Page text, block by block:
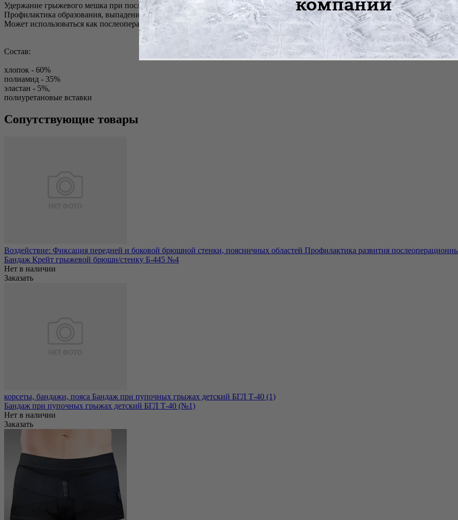
Удержание грыжевого мешка при послеоперационных, пупочных, околопупочных грыжах и грыжах белой линии живота;
Профилактика образования, выпадения грыжи при физических нагрузках;
Может использоваться как послеоперационный бандаж после операций грыжесечения.
Состав:
хлопок - 60%
полиамид - 35%
эластан - 5%,
полиуретановые вставки
Сопутствующие товары
Воздействие: Фиксация передней и боковой брюшной стенки, поясничных областей Профилактика развития
Бандаж Крейт грыжевой брюшн/стенку Б-445 №4
Нет в наличии
Заказать
корсеты, бандажи, пояса Бандаж при пупочных грыжах детский БГЛ Т-40 (1)
Бандаж при пупочных грыжах детский БГЛ Т-40 (№1)
Нет в наличии
Заказать